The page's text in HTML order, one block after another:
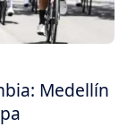
Medellín